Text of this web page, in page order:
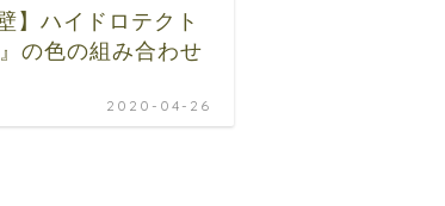
】ハイドロテクト
の色の組み合わせ
2020-04-26